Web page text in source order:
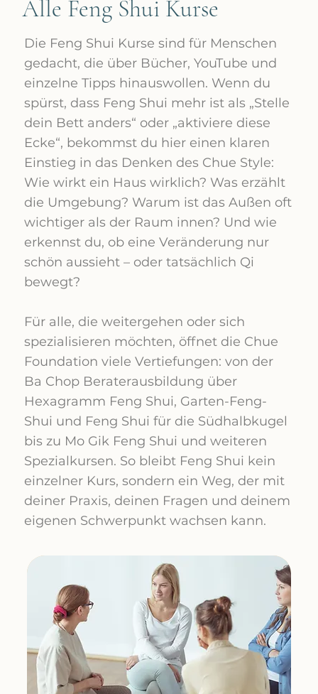
Alle Feng Shui Kurse
Die Feng Shui Kurse sind für Menschen
gedacht, die über Bücher, YouTube und
einzelne Tipps hinauswollen. Wenn du
spürst, dass Feng Shui mehr ist als „Stelle
dein Bett anders“ oder „aktiviere diese
Ecke“, bekommst du hier einen klaren
Einstieg in das Denken des Chue Style:
Wie wirkt ein Haus wirklich? Was erzählt
die Umgebung? Warum ist das Außen oft
wichtiger als der Raum innen? Und wie
erkennst du, ob eine Veränderung nur
schön aussieht – oder tatsächlich Qi
bewegt?
Für alle, die weitergehen oder sich
spezialisieren möchten, öffnet die Chue
Foundation viele Vertiefungen: von der
Ba Chop Beraterausbildung über
Hexagramm Feng Shui, Garten-Feng-
Shui und Feng Shui für die Südhalbkugel
bis zu Mo Gik Feng Shui und weiteren
Spezialkursen. So bleibt Feng Shui kein
einzelner Kurs, sondern ein Weg, der mit
deiner Praxis, deinen Fragen und deinem
eigenen Schwerpunkt wachsen kann.